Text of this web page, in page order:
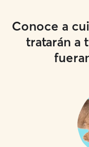
Conoce a
tratarán a